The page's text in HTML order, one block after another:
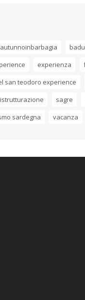
autunnoinbarbagia
experienza
san teodoro experience
sagre
sardegna vacanza